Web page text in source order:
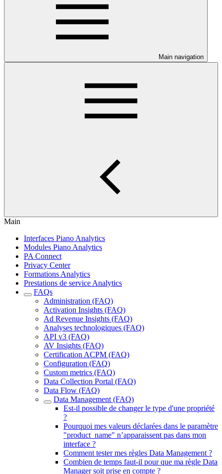
Main navigation
Main
Interfaces Piano Analytics
Modules Piano Analytics
PA Connect
Privacy Center
Formations Analytics
Prestations de service Analytics
FAQs
Administration (FAQ)
Activation Insights (FAQ)
Ad Revenue Insights (FAQ)
Analyses technologiques (FAQ)
API v3 (FAQ)
AV Insights (FAQ)
Certification ACPM (FAQ)
Configuration (FAQ)
Custom metrics (FAQ)
Data Collection Portal (FAQ)
Data Flow (FAQ)
Data Management (FAQ)
Est-il possible de changer le type d'une propriété
?
Pourquoi mes valeurs déclarées dans le paramètre
"product_name" n’apparaissent pas dans mon
interface ?
Comment tester mes règles Data Management ?
Combien de temps faut-il pour que ma règle Data
Manager soit prise en compte ?